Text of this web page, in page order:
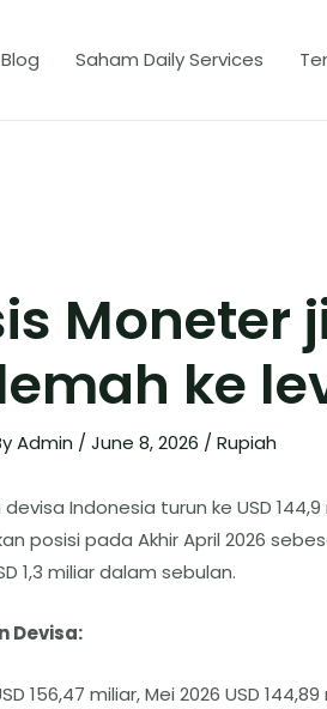
Blog Saham Daily Services
Moneter
ke
Admin / June 8, 2026 / Rupiah
Indonesia turun ke USD
posisi pada Akhir April 2026
1,3 miliar dalam sebulan.
Devisa:
156,47 miliar, Mei 2026 USD